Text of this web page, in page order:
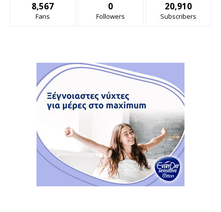
8,567
Fans
0
Followers
20,910
Subscribers